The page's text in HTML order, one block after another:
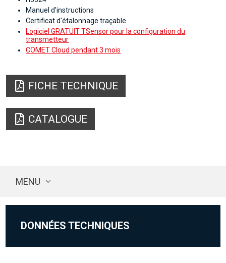
Manuel d'instructions
Certificat d'étalonnage traçable
Logiciel GRATUIT TSensor pour la configuration du
transmetteur
COMET Cloud pendant 3 mois
FICHE TECHNIQUE
CATALOGUE
MENU
DONNÉES TECHNIQUES